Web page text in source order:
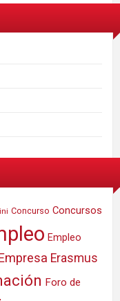
Concurso Concursos
Empleo
Erasmus
Foro de